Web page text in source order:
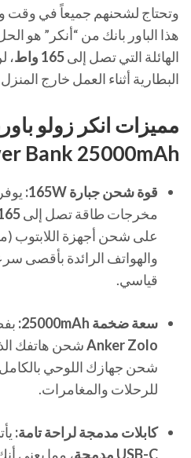
وتحتاج لشحنهم جميعاً في وقت
هذا الباور بانك من “أنكر” هو
الهائلة التي تصل إلى165 واط
،
البطارية أثناء العمل خارج
Bank 25000mAh
قوة شحن جبارة 165W:
مخرجات طاقة تصل إلى165
والهواتف الرائدة بأقصى
قياسي.
سعة ضخمة 25000mAh:
Anker Zolo
شحن جهازك اللوحي
للرحلات والمغامرات.
كابلات مدمجة لراحة تامة:
USB-C مدمجة
، مما يعني